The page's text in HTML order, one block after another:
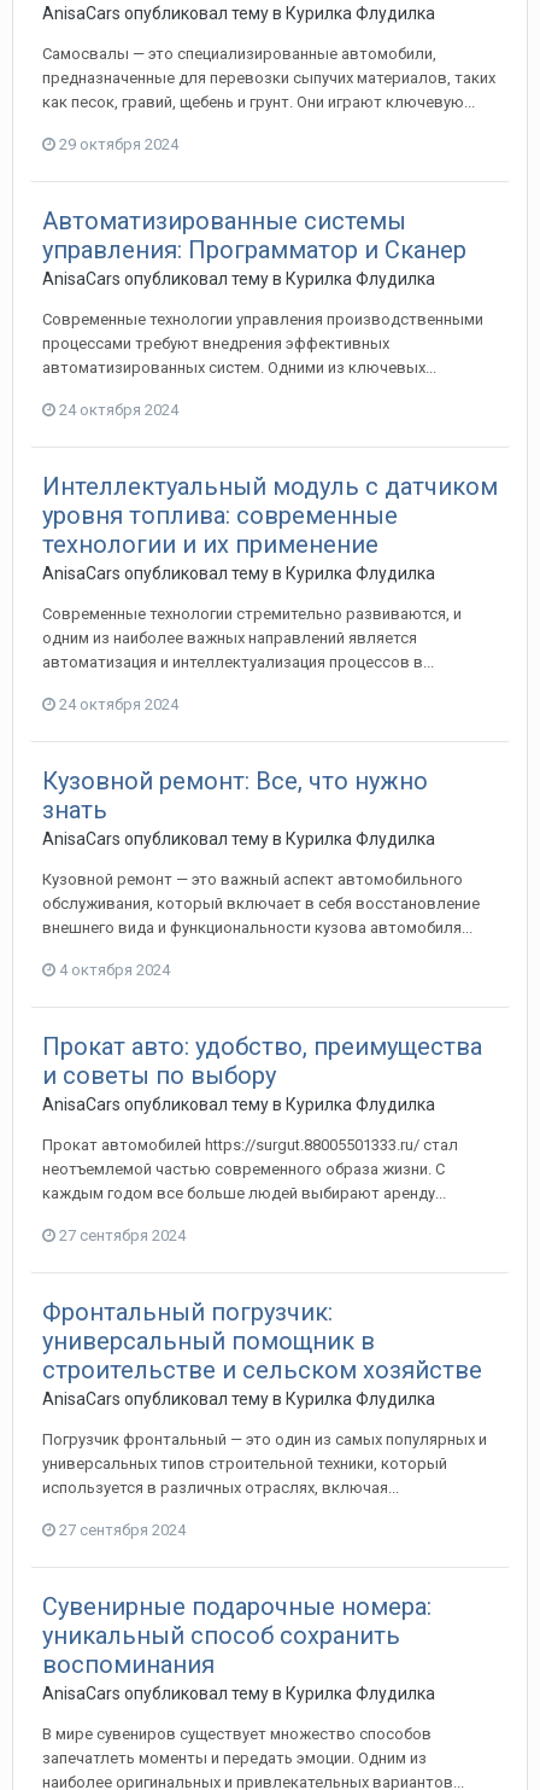
AnisaCars опубликовал тему в Курилка Флудилка
Самосвалы — это специализированные автомобили,
предназначенные для перевозки сыпучих материалов, таких
как песок, гравий, щебень и грунт. Они играют ключевую...
29 октября 2024
Автоматизированные системы
управления: Программатор и Сканер
AnisaCars опубликовал тему в Курилка Флудилка
Современные технологии управления производственными
процессами требуют внедрения эффективных
автоматизированных систем. Одними из ключевых...
24 октября 2024
Интеллектуальный модуль с датчиком
уровня топлива: современные
технологии и их применение
AnisaCars опубликовал тему в Курилка Флудилка
Современные технологии стремительно развиваются, и
одним из наиболее важных направлений является
автоматизация и интеллектуализация процессов в...
24 октября 2024
Кузовной ремонт: Все, что нужно
знать
AnisaCars опубликовал тему в Курилка Флудилка
Кузовной ремонт — это важный аспект автомобильного
обслуживания, который включает в себя восстановление
внешнего вида и функциональности кузова автомобиля...
4 октября 2024
Прокат авто: удобство, преимущества
и советы по выбору
AnisaCars опубликовал тему в Курилка Флудилка
Прокат автомобилей https://surgut.88005501333.ru/ стал
неотъемлемой частью современного образа жизни. С
каждым годом все больше людей выбирают аренду...
27 сентября 2024
Фронтальный погрузчик:
универсальный помощник в
строительстве и сельском хозяйстве
AnisaCars опубликовал тему в Курилка Флудилка
Погрузчик фронтальный — это один из самых популярных и
универсальных типов строительной техники, который
используется в различных отраслях, включая...
27 сентября 2024
Сувенирные подарочные номера:
уникальный способ сохранить
воспоминания
AnisaCars опубликовал тему в Курилка Флудилка
В мире сувениров существует множество способов
запечатлеть моменты и передать эмоции. Одним из
наиболее оригинальных и привлекательных вариантов...